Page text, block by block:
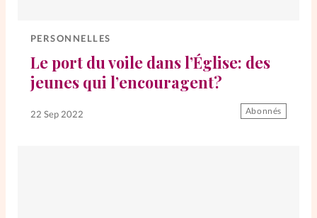
PERSONNELLES
Le port du voile dans l’Église: des
jeunes qui l’encouragent?
22 Sep 2022 Abonnés